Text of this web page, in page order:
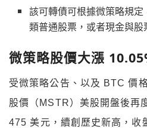
該可轉債可根據微策略規
類普通股票，或者現金與股
微策略股價大漲
受微策略公告、以及 BTC 價
股價（MSTR）美股開盤後再
475 美元，續創歷史新高，收